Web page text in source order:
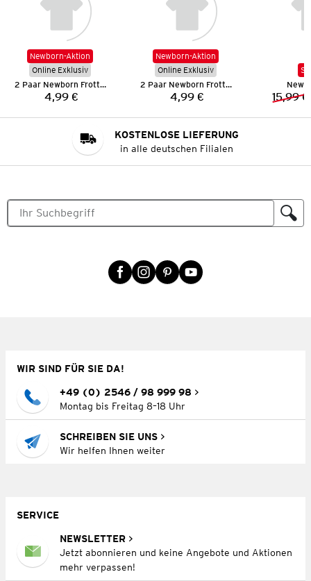
Newborn-Aktion
Online Exklusiv
2 Paar Newborn Frottee-Socken
Preis:
4,99 €
Newborn-Aktion
Online Exklusiv
2 Paar Newborn Frottee-Socken
Preis:
4,99 € 15,99 €
KOSTENLOSE LIEFERUNG
in alle deutschen Filialen
WIR SIND FÜR SIE DA!
+49 (0) 2546 / 98 999 98
Montag bis Freitag 8–18 Uhr
SCHREIBEN SIE UNS
Wir helfen Ihnen weiter
SERVICE
NEWSLETTER
Jetzt abonnieren und keine Angebote und Aktionen
mehr verpassen!